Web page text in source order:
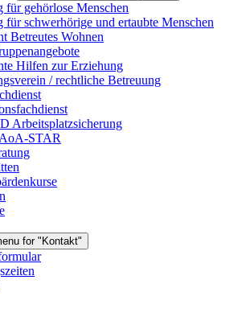
für gehörlose Menschen
für schwerhörige und ertaubte Menschen
Betreutes Wohnen
Hilfen zur Erziehung
/ rechtliche Betreuung
Arbeitsplatzsicherung
STAR
for "Kontakt"